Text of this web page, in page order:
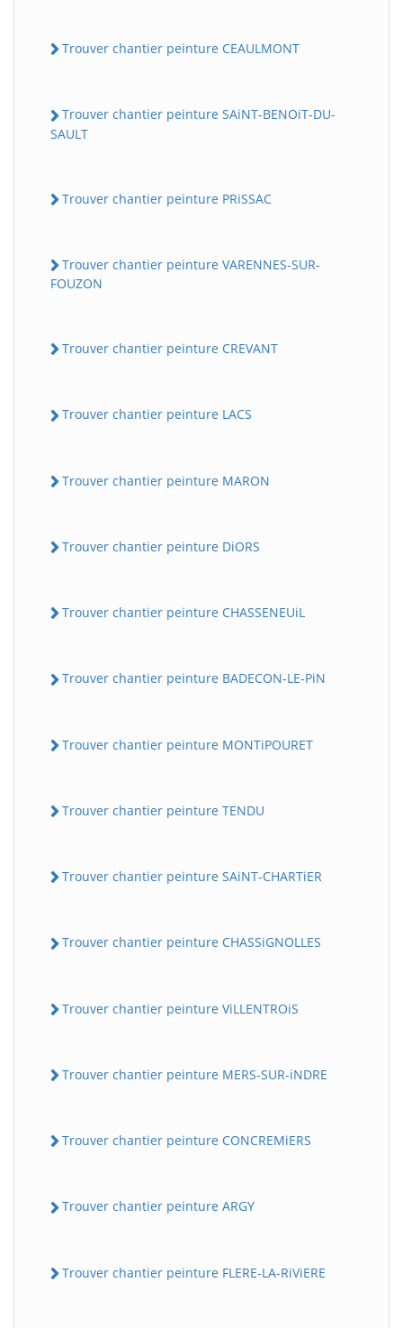
Trouver chantier peinture CEAULMONT
Trouver chantier peinture SAiNT-BENOiT-DU-
SAULT
Trouver chantier peinture PRiSSAC
Trouver chantier peinture VARENNES-SUR-
FOUZON
Trouver chantier peinture CREVANT
Trouver chantier peinture LACS
Trouver chantier peinture MARON
Trouver chantier peinture DiORS
Trouver chantier peinture CHASSENEUiL
Trouver chantier peinture BADECON-LE-PiN
Trouver chantier peinture MONTiPOURET
Trouver chantier peinture TENDU
Trouver chantier peinture SAiNT-CHARTiER
Trouver chantier peinture CHASSiGNOLLES
Trouver chantier peinture ViLLENTROiS
Trouver chantier peinture MERS-SUR-iNDRE
Trouver chantier peinture CONCREMiERS
Trouver chantier peinture ARGY
Trouver chantier peinture FLERE-LA-RiViERE